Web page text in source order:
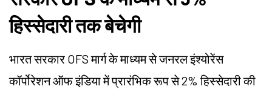
हिस्सेदारी तक बेचेगी
भारत सरकार OFS मार्ग के माध्यम से जनरल इंश्योरेंस
कॉर्पोरेशन ऑफ इंडिया में प्रारंभिक रूप से 2% हिस्सेदारी की